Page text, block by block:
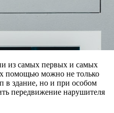
из самых первых и самых
помощью можно не только
в здание, но и при особом
передвижение нарушителя